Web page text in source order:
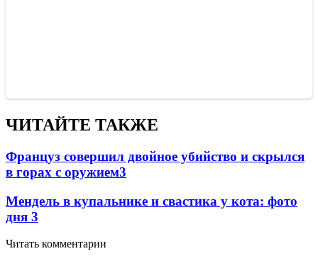
ЧИТАЙТЕ ТАКЖЕ
Француз совершил двойное убийство и скрылся
в горах с оружием3
Мендель в купальнике и свастика у кота: фото
дня 3
Читать комментарии